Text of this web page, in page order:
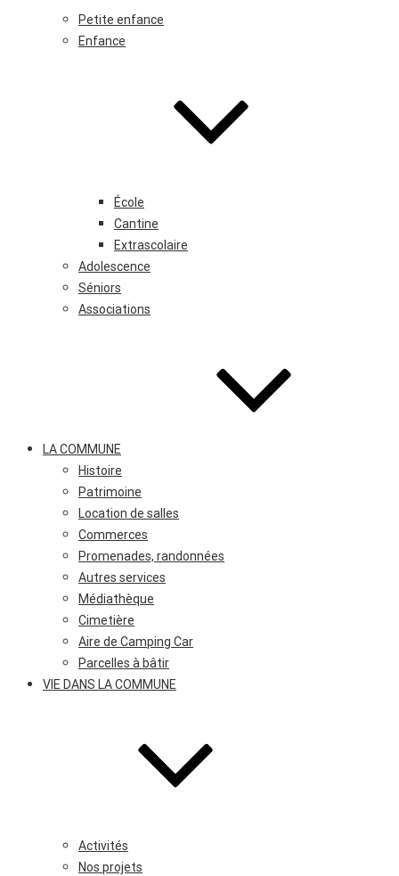
Petite enfance
Enfance
École
Cantine
Extrascolaire
Adolescence
Séniors
Associations
LA COMMUNE
Histoire
Patrimoine
Location de salles
Commerces
Promenades, randonnées
Autres services
Médiathèque
Cimetière
Aire de Camping Car
Parcelles à bâtir
VIE DANS LA COMMUNE
Activités
Nos projets